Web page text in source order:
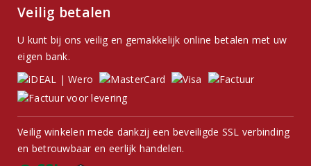
Veilig betalen
U kunt bij ons veilig en gemakkelijk online betalen met uw
eigen bank.
Veilig winkelen mede dankzij een beveiligde SSL verbinding
en betrouwbaar en eerlijk handelen.